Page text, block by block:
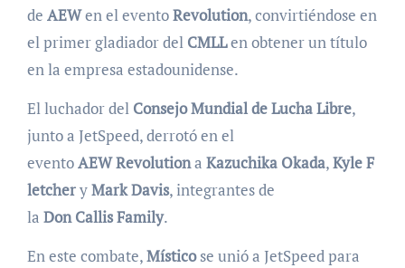
de AEWen el eventoRevolution, convirtiéndose en
el primer gladiador del CMLLen obtener un título
en la empresa estadounidense.
El luchador del ConsejoMundialde Lucha Libre,
junto a JetSpeed, derrotó en el
eventoAEWRevolutiona Kazuchika Okada,KyleF
letcheryMarkDavis, integrantes de
la Don CallisFamily.
En este combate,Místicose unió a JetSpeed para